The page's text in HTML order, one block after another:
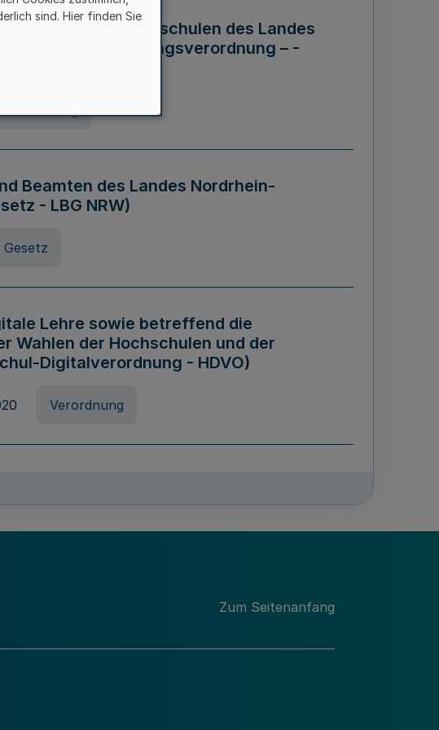
der Hochschulen des Landes
– -
Beamten des Landes Nordrhein-
- LBG NRW)
Gesetz
Lehre sowie betreffend die
Wahlen der Hochschulen und der
Digitalverordnung - HDVO)
Verordnung
- HAbg-VO)
des Landes Nordrhein-Westfalen
Zum Seitenanfang
sind. Hier finden Sie